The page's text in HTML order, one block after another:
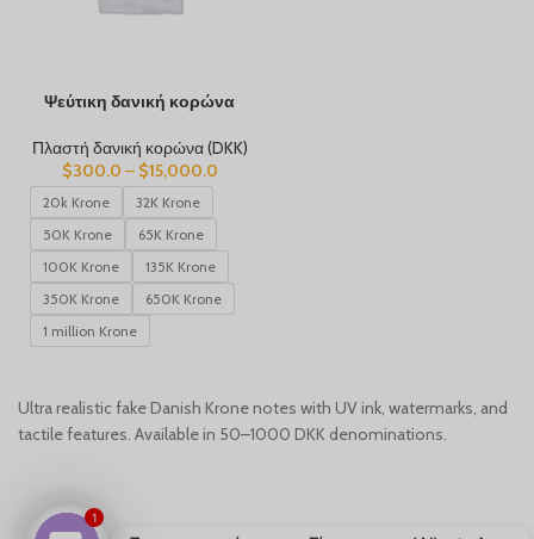
Ψεύτικη δανική κορώνα
Πλαστή δανική κορώνα (DKK)
$300.0 – $15,000.0
20k Krone
32K Krone
50K Krone
65K Krone
100K Krone
135K Krone
350K Krone
650K Krone
1 million Krone
Ultra realistic fake Danish Krone notes with UV ink, watermarks, and
tactile features. Available in 50–1000 DKK denominations.
1